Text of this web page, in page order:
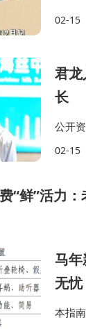
甚至
02-15
君
长
公开
集团
02-15
“鲜”活力
马
无忧
本指